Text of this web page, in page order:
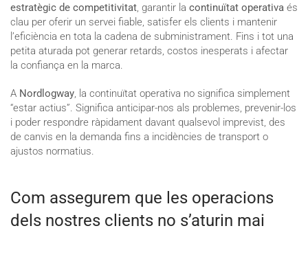
estratègic de competitivitat, garantir la continuïtat operativa és
clau per oferir un servei fiable, satisfer els clients i mantenir
l’eficiència en tota la cadena de subministrament. Fins i tot una
petita aturada pot generar retards, costos inesperats i afectar
la confiança en la marca.
A Nordlogway, la continuïtat operativa no significa simplement
“estar actius”. Significa anticipar-nos als problemes, prevenir-los
i poder respondre ràpidament davant qualsevol imprevist, des
de canvis en la demanda fins a incidències de transport o
ajustos normatius.
Com assegurem que les operacions
dels nostres clients no s’aturin mai